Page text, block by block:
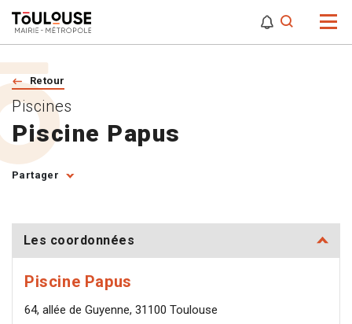
Retour
Piscine Papus
Piscines
Partager
Les coordonnées
Piscine Papus
64, allée de Guyenne, 31100 Toulouse